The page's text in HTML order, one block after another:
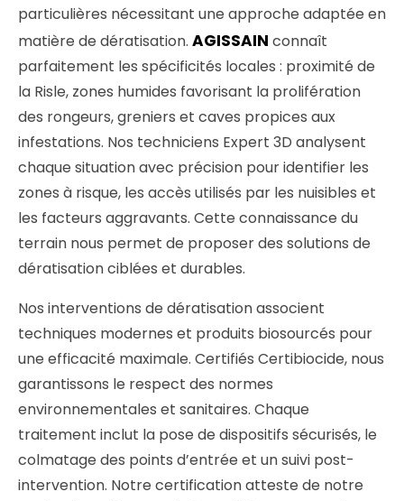
particulières nécessitant une approche adaptée en
matière de dératisation. AGISSAIN connaît
parfaitement les spécificités locales : proximité de
la Risle, zones humides favorisant la prolifération
des rongeurs, greniers et caves propices aux
infestations. Nos techniciens Expert 3D analysent
chaque situation avec précision pour identifier les
zones à risque, les accès utilisés par les nuisibles et
les facteurs aggravants. Cette connaissance du
terrain nous permet de proposer des solutions de
dératisation ciblées et durables.
Nos interventions de dératisation associent
techniques modernes et produits biosourcés pour
une efficacité maximale. Certifiés Certibiocide, nous
garantissons le respect des normes
environnementales et sanitaires. Chaque
traitement inclut la pose de dispositifs sécurisés, le
colmatage des points d’entrée et un suivi post-
intervention. Notre certification atteste de notre